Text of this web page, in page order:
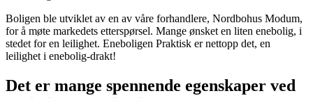
Boligen ble utviklet av en av våre forhandlere, Nordbohus Modum,
for å møte markedets etterspørsel. Mange ønsket en liten enebolig, i
stedet for en leilighet. Eneboligen Praktisk er nettopp det, en
leilighet i enebolig-drakt!
Det er mange spennende egenskaper ved